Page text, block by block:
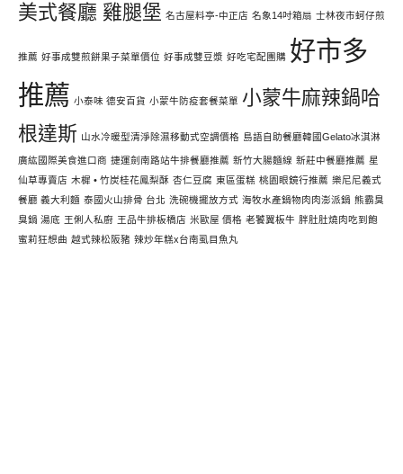
美式餐廳 雞腿堡 名古屋料亭-中正店 名象14吋箱扇 士林夜市蚵仔煎
推薦 好事成雙煎餅果子菜單價位 好事成雙豆漿 好吃宅配團購 好市多
推薦 小泰味 德安百貨 小蒙牛防疫套餐菜單 小蒙牛麻辣鍋哈
根達斯 山水冷暖型清淨除濕移動式空調價格 島語自助餐廳韓國Gelato冰淇淋
廣紘國際美食進口商 捷運劍南路站牛排餐廳推薦 新竹大腸麵線 新莊中餐廳推薦 星
仙草專賣店 木樨 • 竹炭桂花鳳梨酥 杏仁豆腐 東區蛋糕 桃園眼鏡行推薦 樂尼尼義式
餐廳 義大利麵 泰國火山排骨 台北 洗碗機擺放方式 海牧水產鍋物肉肉澎派鍋 熊霸臭
臭鍋 湯底 王俐人私廚 王品牛排板橋店 米歐屋 價格 老饕翼板牛 胖肚肚燒肉吃到飽
蜜莉狂想曲 越式辣松阪豬 辣炒年糕x台南虱目魚丸